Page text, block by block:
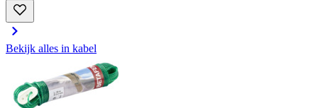
Bekijk alles in kabel